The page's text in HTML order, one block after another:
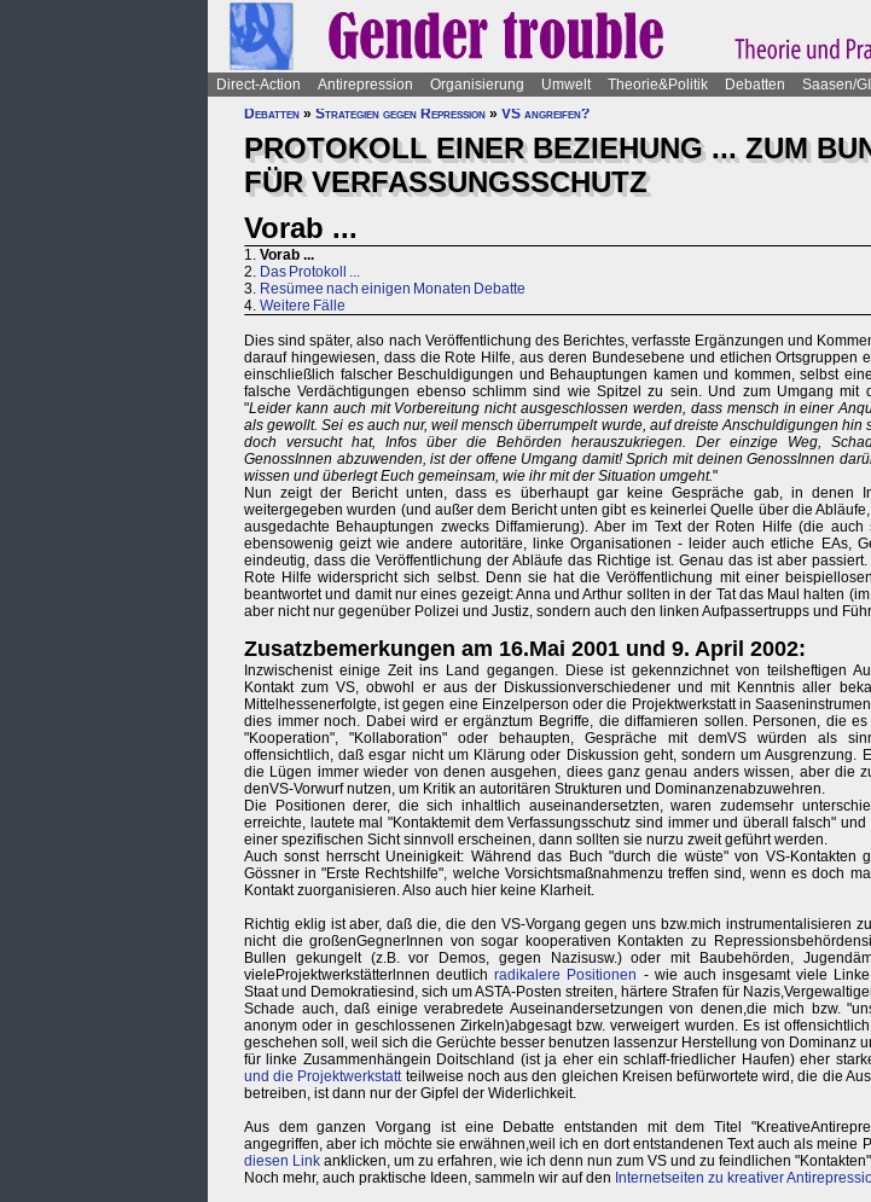
Direct-Action Antirepression Organisierung Umwelt Theorie&Politik Debatten Saasen/
Debatten » Strategien gegen Repression » VS angreifen?
PROTOKOLL EINER BEZIEHUNG ... ZUM
FÜR VERFASSUNGSSCHUTZ
Vorab ...
1. Vorab ...
2. Das Protokoll ...
3. Resümee nach einigen Monaten Debatte
4. Weitere Fälle
Dies sind später, also nach Veröffentlichung des Berichtes, verfasste Ergänzungen und
darauf hingewiesen, dass die Rote Hilfe, aus deren Bundesebene und etlichen Ortsgruppen
einschließlich falscher Beschuldigungen und Behauptungen kamen und kommen, selbst
falsche Verdächtigungen ebenso schlimm sind wie Spitzel zu sein. Und zum Umgang mit
"Leider kann auch mit Vorbereitung nicht ausgeschlossen werden, dass mensch in einer
als gewollt. Sei es auch nur, weil mensch überrumpelt wurde, auf dreiste Anschuldigungen hin
doch versucht hat, Infos über die Behörden herauszukriegen. Der einzige Weg,
GenossInnen abzuwenden, ist der offene Umgang damit! Sprich mit deinen GenossInnen
wissen und überlegt Euch gemeinsam, wie ihr mit der Situation umgeht."
Nun zeigt der Bericht unten, dass es überhaupt gar keine Gespräche gab, in denen
weitergegeben wurden (und außer dem Bericht unten gibt es keinerlei Quelle über die
ausgedachte Behauptungen zwecks Diffamierung). Aber im Text der Roten Hilfe (die auch
ebensowenig geizt wie andere autoritäre, linke Organisationen - leider auch etliche EAs,
eindeutig, dass die Veröffentlichung der Abläufe das Richtige ist. Genau das ist aber
Rote Hilfe widerspricht sich selbst. Denn sie hat die Veröffentlichung mit einer
beantwortet und damit nur eines gezeigt: Anna und Arthur sollten in der Tat das Maul halten
aber nicht nur gegenüber Polizei und Justiz, sondern auch den linken Aufpassertrupps und
Zusatzbemerkungen am 16.Mai 2001 und 9. April 2002:
Inzwischenist einige Zeit ins Land gegangen. Diese ist gekennzichnet von teilsheftigen
Kontakt zum VS, obwohl er aus der Diskussionverschiedener und mit Kenntnis aller
Mittelhessenerfolgte, ist gegen eine Einzelperson oder die Projektwerkstatt in
dies immer noch. Dabei wird er ergänztum Begriffe, die diffamieren sollen. Personen, die
"Kooperation", "Kollaboration" oder behaupten, Gespräche mit demVS würden als
offensichtlich, daß esgar nicht um Klärung oder Diskussion geht, sondern um Ausgrenzung.
die Lügen immer wieder von denen ausgehen, diees ganz genau anders wissen, aber die
denVS-Vorwurf nutzen, um Kritik an autoritären Strukturen und Dominanzenabzuwehren.
Die Positionen derer, die sich inhaltlich auseinandersetzten, waren zudemsehr
erreichte, lautete mal "Kontaktemit dem Verfassungsschutz sind immer und überall falsch"
einer spezifischen Sicht sinnvoll erscheinen, dann sollten sie nurzu zweit geführt werden.
Auch sonst herrscht Uneinigkeit: Während das Buch "durch die wüste" von VS-Kontakten
Gössner in "Erste Rechtshilfe", welche Vorsichtsmaßnahmenzu treffen sind, wenn es doch
Kontakt zuorganisieren. Also auch hier keine Klarheit.
Richtig eklig ist aber, daß die, die den VS-Vorgang gegen uns bzw.mich instrumentalisieren
nicht die großenGegnerInnen von sogar kooperativen Kontakten zu
Bullen gekungelt (z.B. vor Demos, gegen Nazisusw.) oder mit Baubehörden,
vieleProjektwerkstätterlnnen deutlichradikalere Positionen - wie auch insgesamt viele
Staat und Demokratiesind, sich um ASTA-Posten streiten, härtere Strafen für
Schade auch, daß einige verabredete Auseinandersetzungen von denen,die mich bzw.
anonym oder in geschlossenen Zirkeln)abgesagt bzw. verweigert wurden. Es ist
geschehen soll, weil sich die Gerüchte besser benutzen lassenzur Herstellung von Dominanz
für linke Zusammenhängein Doitschland (ist ja eher ein schlaff-friedlicher Haufen) eher
und die Projektwerkstattteilweise noch aus den gleichen Kreisen befürwortete wird, die die
betreiben, ist dann nur der Gipfel der Widerlichkeit.
Aus dem ganzen Vorgang ist eine Debatte entstanden mit dem Titel
angegriffen, aber ich möchte sie erwähnen,weil ich en dort entstandenen Text auch als meine
diesen Link anklicken, um zu erfahren, wie ich denn nun zum VS und zu feindlichen
Noch mehr, auch praktische Ideen, sammeln wir auf den Internetseiten zu kreativer